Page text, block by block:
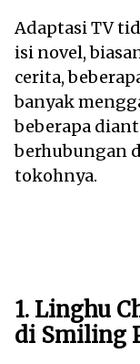
Adaptasi TV
isi novel,
cerita,
banyak
beberapa
berhubungan
tokohnya.
1. Linghu
di Smiling